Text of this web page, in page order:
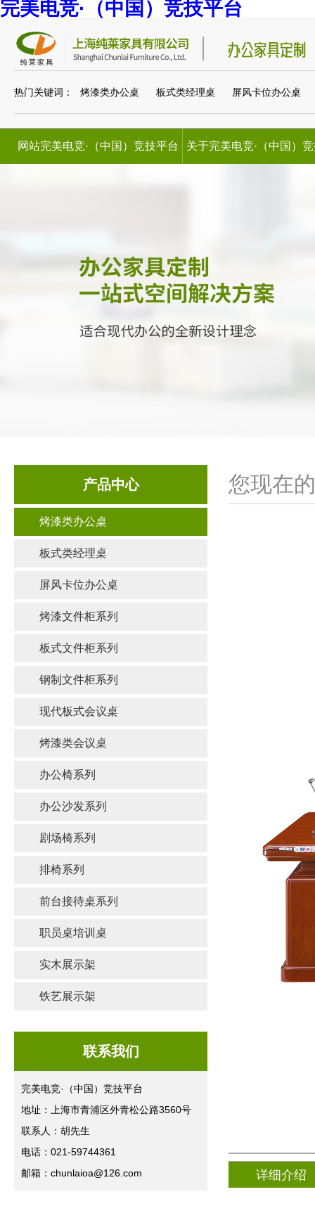
完美电竞·（中国）竞技平台
热门关键词： 烤漆类办公桌 板式类经理桌 屏风卡位办公桌
网站完美电竞·（中国）竞技平台 关于完美电竞·（中国）
产品中心
烤漆类办公桌
板式类经理桌
屏风卡位办公桌
烤漆文件柜系列
板式文件柜系列
钢制文件柜系列
现代板式会议桌
烤漆类会议桌
办公椅系列
办公沙发系列
剧场椅系列
排椅系列
前台接待桌系列
职员桌培训桌
实木展示架
铁艺展示架
联系我们
完美电竞·（中国）竞技平台
地址：上海市青浦区外青松公路3560号
联系人：胡先生
电话：021-59744361
邮箱：chunlaioa@126.com
您现在
详细介绍